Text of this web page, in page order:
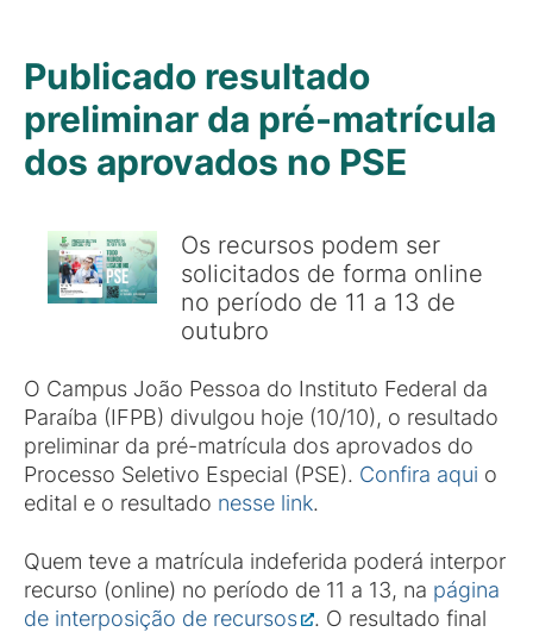
Publicado resultado
preliminar da pré-matrícula
dos aprovados no PSE
Os recursos podem ser
solicitados de forma online
no período de 11 a 13 de
outubro
O Campus João Pessoa do Instituto Federal da
Paraíba (IFPB) divulgou hoje (10/10), o resultado
preliminar da pré-matrícula dos aprovados do
Processo Seletivo Especial (PSE). Confira aqui o
edital e o resultado nesse link.
Quem teve a matrícula indeferida poderá interpor
recurso (online) no período de 11 a 13, na página
de interposição de recursos
. O resultado final